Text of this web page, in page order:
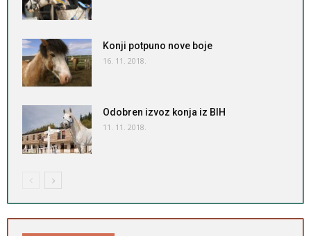
Konji potpuno nove boje
16. 11. 2018.
Odobren izvoz konja iz BIH
11. 11. 2018.